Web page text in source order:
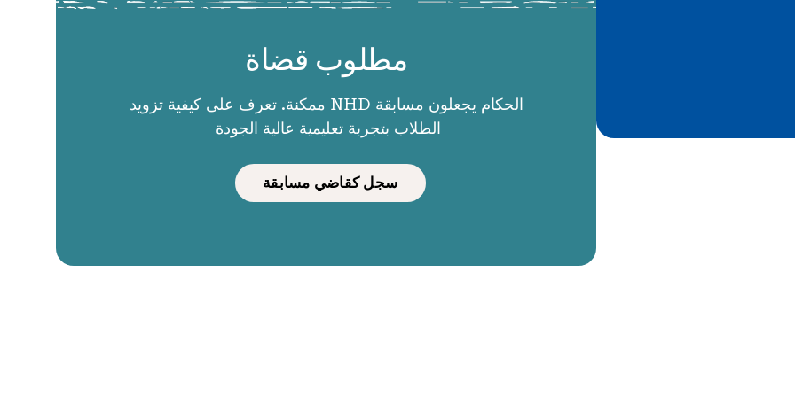
مطلوب قضاة
الحكام يجعلون مسابقة NHD ممكنة. تعرف على كيفية تزويد
الطلاب بتجربة تعليمية عالية الجودة
سجل كقاضي مسابقة